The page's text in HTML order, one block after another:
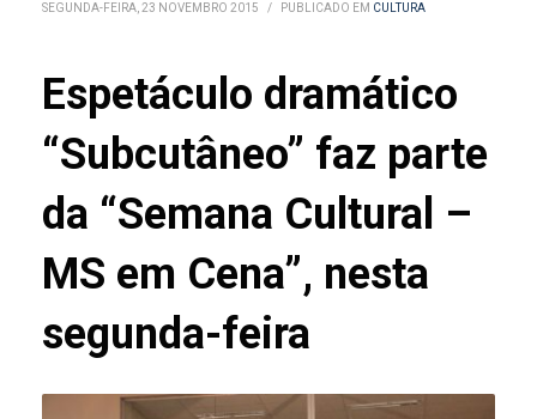
SEGUNDA-FEIRA, 23 NOVEMBRO 2015 / PUBLICADO EM CULTURA
Espetáculo dramático
“Subcutâneo” faz parte
da “Semana Cultural –
MS em Cena”, nesta
segunda-feira